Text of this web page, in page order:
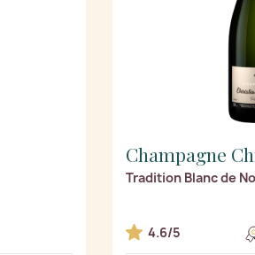
Champagne
Tradition Blanc de
4.6/5